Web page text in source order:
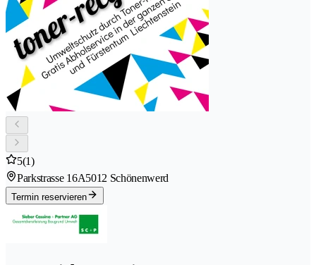
5(1)
Parkstrasse 16A5012 Schönenwerd
Termin reservieren